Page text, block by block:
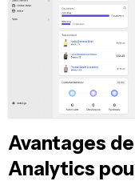
Avantages
Analytics